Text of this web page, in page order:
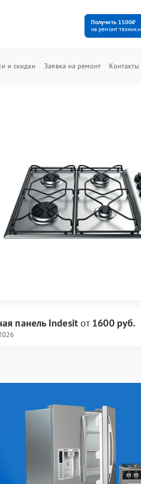
Получить 1500₽
на ремонт техники
и скидки Заявка на ремонт Контакты
панель Indesitот1600 руб.